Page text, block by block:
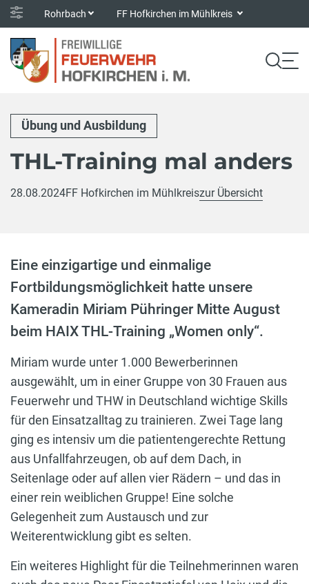
Rohrbach FF Hofkirchen im Mühlkreis
Übung und Ausbildung
THL-Training mal anders
28.08.2024FF Hofkirchen im Mühlkreiszur Übersicht
Eine einzigartige und einmalige
Fortbildungsmöglichkeit hatte unsere
Kameradin Miriam Pühringer Mitte August
beim HAIX THL-Training „Women only“.
Miriam wurde unter 1.000 Bewerberinnen
ausgewählt, um in einer Gruppe von 30 Frauen aus
Feuerwehr und THW in Deutschland wichtige Skills
für den Einsatzalltag zu trainieren. Zwei Tage lang
ging es intensiv um die patientengerechte Rettung
aus Unfallfahrzeugen, ob auf dem Dach, in
Seitenlage oder auf allen vier Rädern – und das in
einer rein weiblichen Gruppe! Eine solche
Gelegenheit zum Austausch und zur
Weiterentwicklung gibt es selten.
Ein weiteres Highlight für die Teilnehmerinnen waren